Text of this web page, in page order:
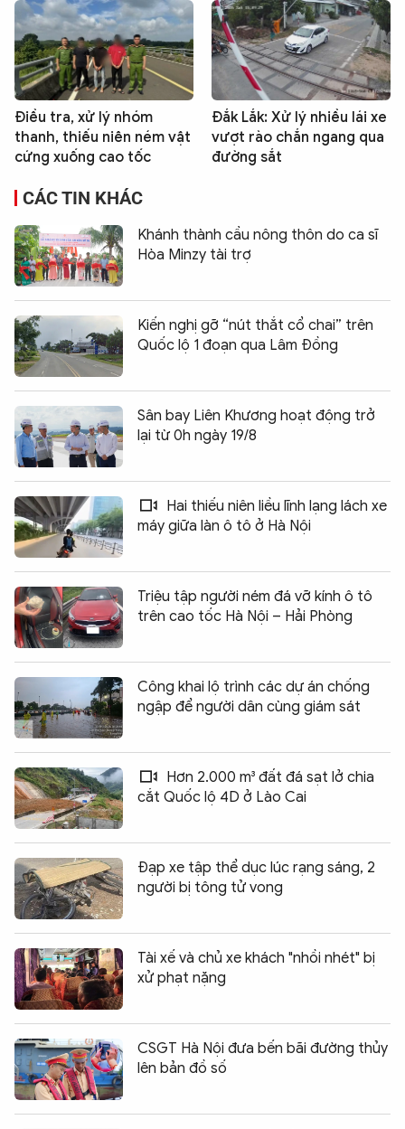
Điều tra, xử lý nhóm
thanh, thiếu niên ném vật
cứng xuống cao tốc
Đắk Lắk: Xử lý nhiều lái xe
vượt rào chắn ngang qua
đường sắt
CÁC TIN KHÁC
Khánh thành cầu nông thôn do ca sĩ
Hòa Minzy tài trợ
Kiến nghị gỡ “nút thắt cổ chai” trên
Quốc lộ 1 đoạn qua Lâm Đồng
Sân bay Liên Khương hoạt động trở
lại từ 0h ngày 19/8
Hai thiếu niên liều lĩnh lạng lách xe
máy giữa làn ô tô ở Hà Nội
Triệu tập người ném đá vỡ kính ô tô
trên cao tốc Hà Nội – Hải Phòng
Công khai lộ trình các dự án chống
ngập để người dân cùng giám sát
Hơn 2.000 m³ đất đá sạt lở chia
cắt Quốc lộ 4D ở Lào Cai
Đạp xe tập thể dục lúc rạng sáng, 2
người bị tông tử vong
Tài xế và chủ xe khách "nhồi nhét" bị
xử phạt nặng
CSGT Hà Nội đưa bến bãi đường thủy
lên bản đồ số